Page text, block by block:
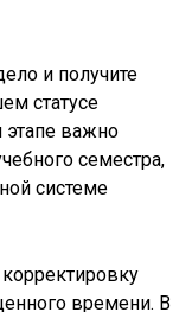
и получите
статусе
этапе важно
семестра,
системе
времени. В